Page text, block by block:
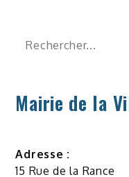
Rechercher
Mairie de la
Adresse :
15 Rue de la Rance